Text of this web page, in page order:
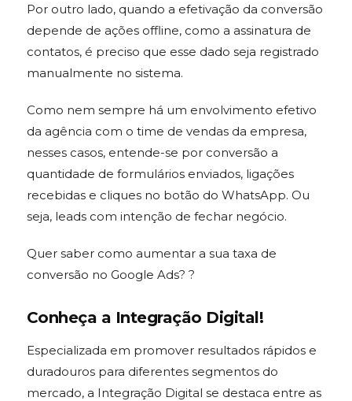
Por outro lado, quando a efetivação da conversão
depende de ações offline, como a assinatura de
contatos, é preciso que esse dado seja registrado
manualmente no sistema.
Como nem sempre há um envolvimento efetivo
da agência com o time de vendas da empresa,
nesses casos, entende-se por conversão a
quantidade de formulários enviados, ligações
recebidas e cliques no botão do WhatsApp. Ou
seja, leads com intenção de fechar negócio.
Quer saber como aumentar a sua taxa de
conversão no Google Ads? ?
Conheça a Integração Digital!
Especializada em promover resultados rápidos e
duradouros para diferentes segmentos do
mercado, a Integração Digital se destaca entre as